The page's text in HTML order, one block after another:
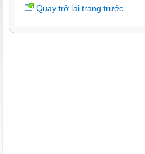
Quay trở lại trang trước